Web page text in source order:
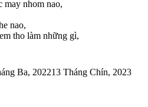
may nhom nao,
nao,
tho làm những gì,
Ba, 202213 Tháng Chín, 2023